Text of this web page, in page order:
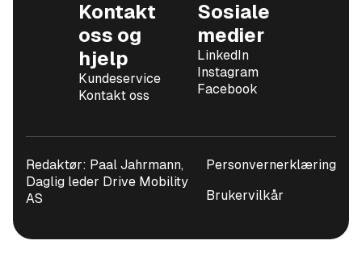
Kontakt
oss og
hjelp
Kundeservice
Kontakt oss
Sosiale
medier
LinkedIn
Instagram
Facebook
Redaktør: Paal Jahrmann,
Daglig leder Drive Mobility
AS
Personvernerklæring
Brukervilkår